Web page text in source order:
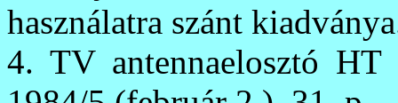
használatra szánt
4. TV antennaelosztó